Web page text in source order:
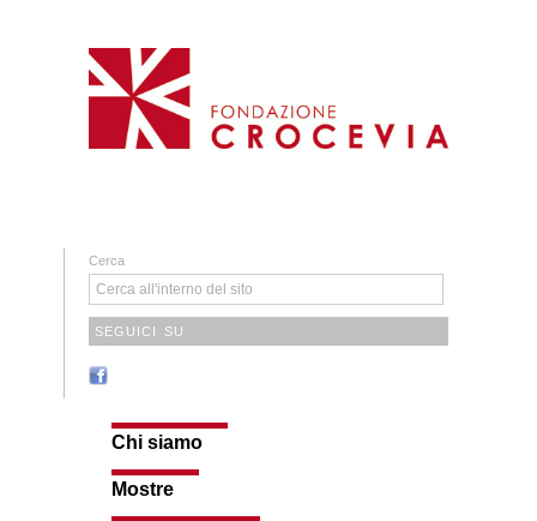
Cerca
SEGUICI SU
Chi siamo
Mostre